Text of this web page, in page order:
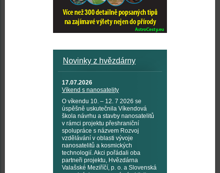
Novinky z hvězdárny
17.07.2026
Víkend s nanosatelity
O víkendu 10. – 12. 7 2026 se
úspěšně uskutečnila Víkendová
škola návrhu a stavby nanosatelitů
v rámci projektu přeshraniční
spolupráce s názvem Rozvoj
vzdělávání v oblasti vývoje
nanosatelitů a kosmických
technologií. Akci pořádali oba
partneři projektu, Hvězdárna
Valašské Meziříčí, p. o. a Slovenská